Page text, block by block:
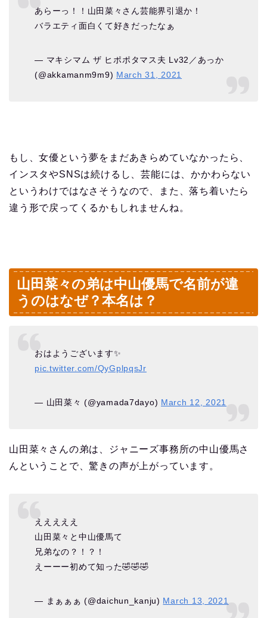
あらーっ！！山田菜々さん芸能界引退か！
バラエティ面白くて好きだったなぁ
— マキシマム ザ ヒポポタマス夫 Lv32／あっか
(@akkamanm9m9) March 31, 2021
もし、女優という夢をまだあきらめていなかったら、
インスタやSNSは続けるし、芸能には、かかわらない
というわけではなさそうなので、また、落ち着いたら
違う形で戻ってくるかもしれませんね。
山田菜々の弟は中山優馬で名前が違
うのはなぜ？本名は？
おはようございます✨
pic.twitter.com/QyGplpqsJr
— 山田菜々 (@yamada7dayo) March 12, 2021
山田菜々さんの弟は、ジャニーズ事務所の中山優馬さ
んということで、驚きの声が上がっています。
えええええ
山田菜々と中山優馬て
兄弟なの？！？！
えーーー初めて知った🤣🤣🤣
— まぁぁぁ (@daichun_kanju) March 13, 2021